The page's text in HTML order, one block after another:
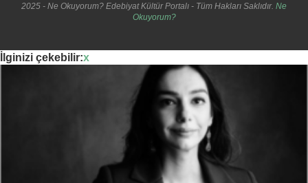
2025 - Ne Okuyorum? Edebiyat Kültür Portalı - Tüm Hakları Saklıdır. Ne
Okuyorum?
İlginizi çekebilir:x